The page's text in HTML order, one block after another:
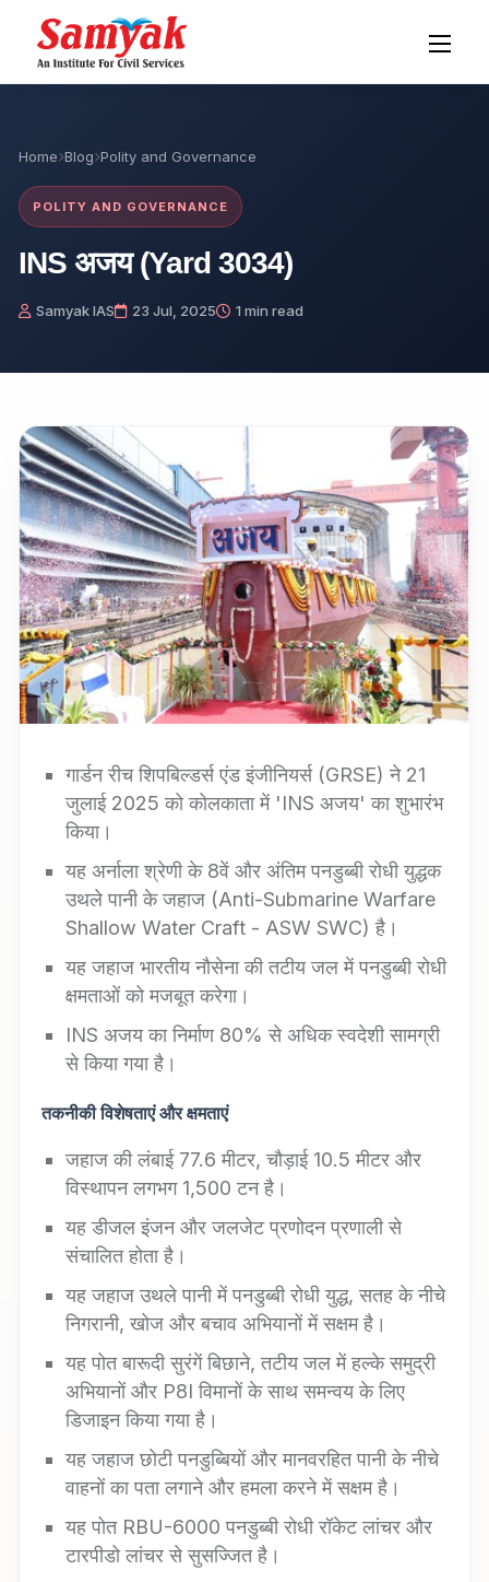
Home Blog Polity and Governance
POLITY AND GOVERNANCE
INS अजय (Yard 3034)
Samyak IAS 23 Jul, 2025 1 min read
गार्डन रीच शिपबिल्डर्स एंड इंजीनियर्स (GRSE) ने 21
जुलाई 2025 को कोलकाता में 'INS अजय' का शुभारंभ
किया।
यह अर्नाला श्रेणी के 8वें और अंतिम पनडुब्बी रोधी युद्धक
उथले पानी के जहाज (Anti-Submarine Warfare
Shallow Water Craft - ASW SWC) है।
यह जहाज भारतीय नौसेना की तटीय जल में पनडुब्बी रोधी
क्षमताओं को मजबूत करेगा।
INS अजय का निर्माण 80% से अधिक स्वदेशी सामग्री
से किया गया है।
तकनीकी विशेषताएं और क्षमताएं
जहाज की लंबाई 77.6 मीटर, चौड़ाई 10.5 मीटर और
विस्थापन लगभग 1,500 टन है।
यह डीजल इंजन और जलजेट प्रणोदन प्रणाली से
संचालित होता है।
यह जहाज उथले पानी में पनडुब्बी रोधी युद्ध, सतह के नीचे
निगरानी, खोज और बचाव अभियानों में सक्षम है।
यह पोत बारूदी सुरंगें बिछाने, तटीय जल में हल्के समुद्री
अभियानों और P8I विमानों के साथ समन्वय के लिए
डिजाइन किया गया है।
यह जहाज छोटी पनडुब्बियों और मानवरहित पानी के नीचे
वाहनों का पता लगाने और हमला करने में सक्षम है।
यह पोत RBU-6000 पनडुब्बी रोधी रॉकेट लांचर और
टारपीडो लांचर से सुसज्जित है।